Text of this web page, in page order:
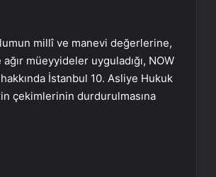
millî ve manevi değerlerine,
müeyyideler uyguladığı, NOW
İstanbul 10. Asliye Hukuk
çekimlerinin durdurulmasına